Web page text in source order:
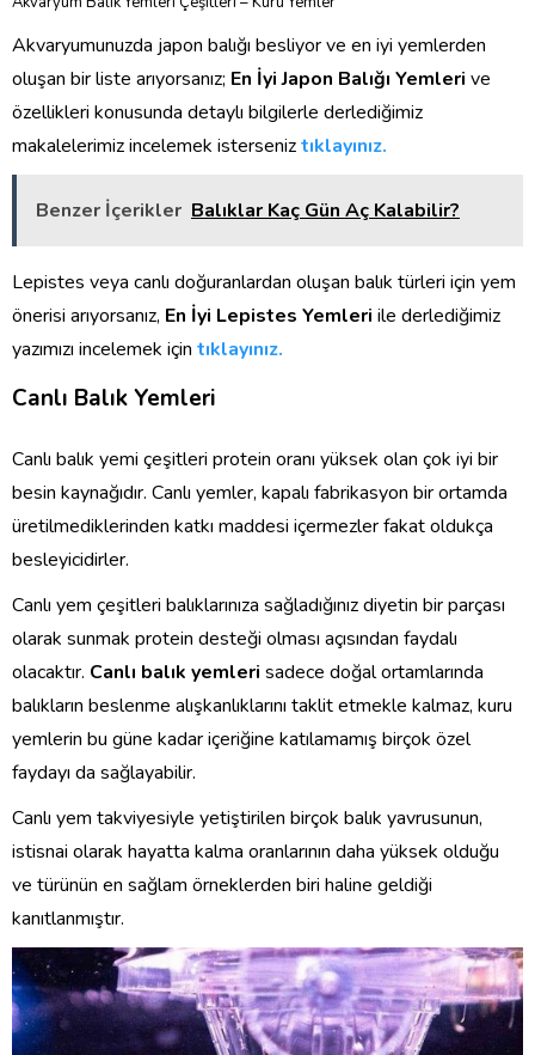
Akvaryumunuzda japon balığı besliyor ve en iyi yemlerden
oluşan bir liste arıyorsanız; En İyi Japon Balığı Yemleri ve
özellikleri konusunda detaylı bilgilerle derlediğimiz
makalelerimiz incelemek isterseniztıklayınız.
Benzer İçerikler Balıklar Kaç Gün Aç Kalabilir?
Lepistes veya canlı doğuranlardan oluşan balık türleri için yem
önerisi arıyorsanız, En İyi Lepistes Yemleri ile derlediğimiz
yazımızı incelemek için tıklayınız.
Canlı Balık Yemleri
Canlı balık yemi çeşitleri protein oranı yüksek olan çok iyi bir
besin kaynağıdır. Canlı yemler, kapalı fabrikasyon bir ortamda
üretilmediklerinden katkı maddesi içermezler fakat oldukça
besleyicidirler.
Canlı yem çeşitleri balıklarınıza sağladığınız diyetin bir parçası
olarak sunmak protein desteği olması açısından faydalı
olacaktır. Canlı balık yemleri sadece doğal ortamlarında
balıkların beslenme alışkanlıklarını taklit etmekle kalmaz, kuru
yemlerin bu güne kadar içeriğine katılamamış birçok özel
faydayı da sağlayabilir.
Canlı yem takviyesiyle yetiştirilen birçok balık yavrusunun,
istisnai olarak hayatta kalma oranlarının daha yüksek olduğu
ve türünün en sağlam örneklerden biri haline geldiği
kanıtlanmıştır.